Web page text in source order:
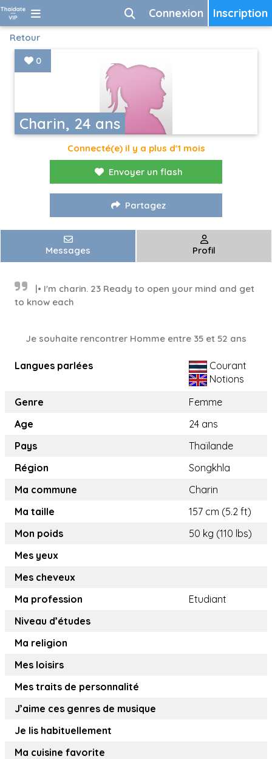
Inscription
Connexion
Retour
Charin, 24 ans
0
Connecté(e) il y a plus d'1 mois
Envoyer un flash
Partagez
Messages Profil
|• I'm charin. 23 Ready to open your mind and get
to know each
Je souhaite rencontrer Homme entre 35 et 52 ans
Langues parlées
Courant
Notions
Genre
Femme
Age
24 ans
Pays
Thaïlande
Région
Songkhla
Ma commune
Charin
Ma taille
157 cm (5.2 ft)
Mon poids
50 kg (110 lbs)
Mes yeux
Mes cheveux
Ma profession
Etudiant
Niveau d’études
Ma religion
Mes loisirs
Mes traits de personnalité
J’aime ces genres de musique
Je lis habituellement
Ma cuisine favorite